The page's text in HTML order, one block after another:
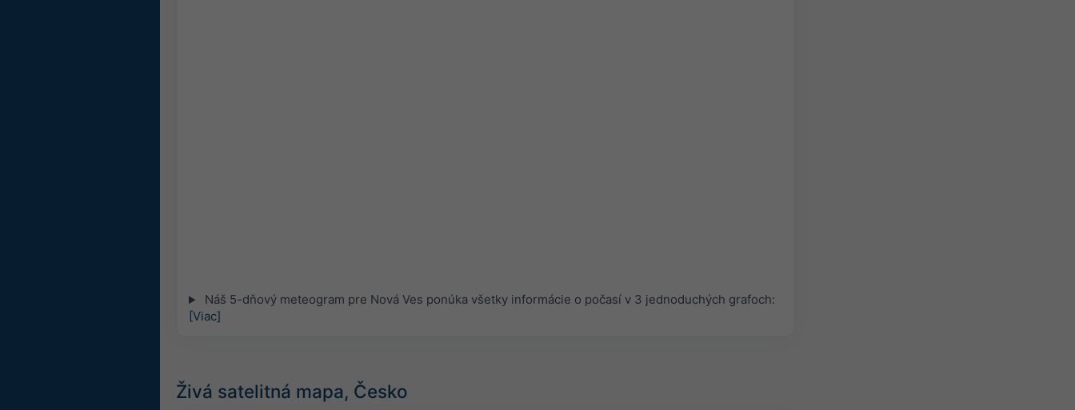
Náš 5-dňový meteogram pre Nová Ves ponúka všetky informácie o počasí v 3 jednoduchých grafoch:
[Viac]
Živá satelitná mapa, Česko